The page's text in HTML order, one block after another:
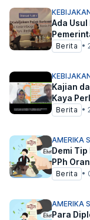
Ada Usul
Berita •
Kajian
Kaya
Berita •
AMERIKA
Demi
PPh
Berita •
AMERIKA
Para